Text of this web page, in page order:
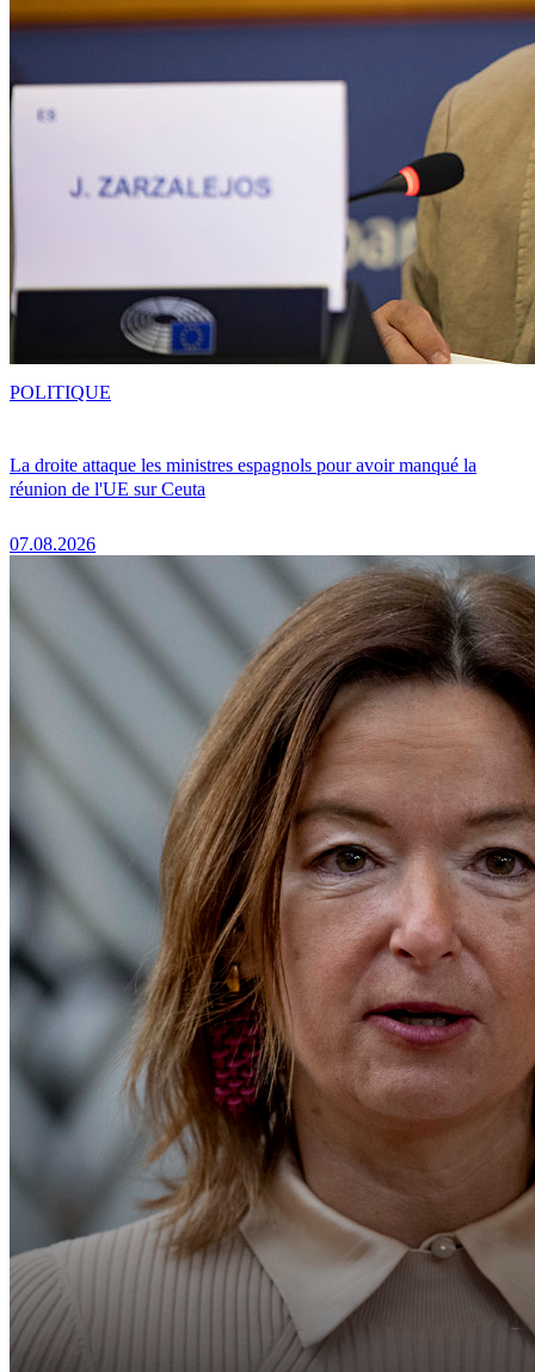
La droite attaque les ministres espagnols pour avoir manqué la
réunion de l'UE sur Ceuta
07.08.2026
POLITIQUE